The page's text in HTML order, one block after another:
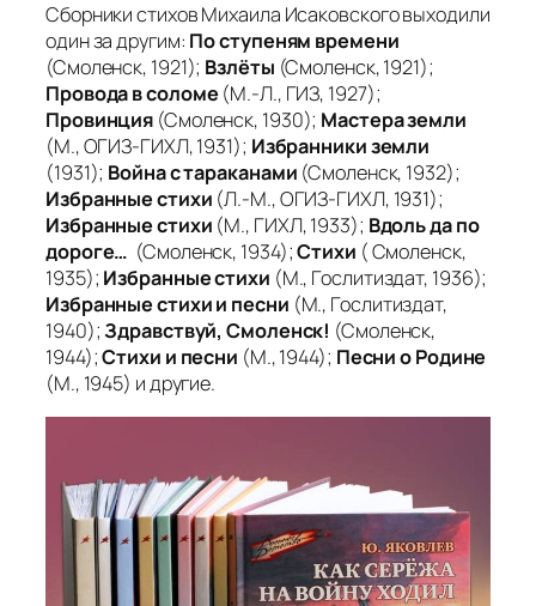
Сборники стихов Михаила Исаковского выходили
один за другим: По ступеням времени
(Смоленск, 1921); Взлёты (Смоленск, 1921);
Провода в соломе (М.-Л., ГИЗ, 1927);
Провинция (Смоленск, 1930); Мастера земли
(М., ОГИЗ-ГИХЛ, 1931); Избранники земли
(1931); Война с тараканами (Смоленск, 1932);
Избранные стихи (Л.-М., ОГИЗ-ГИХЛ, 1931);
Избранные стихи (М., ГИХЛ, 1933); Вдоль да по
дороге… (Смоленск, 1934);Стихи ( Смоленск,
1935); Избранные стихи (М., Гослитиздат, 1936);
Избранные стихи и песни (М., Гослитиздат,
1940);Здравствуй, Смоленск! (Смоленск,
1944);Стихи и песни (М., 1944); Песни о Родине
(М., 1945) и другие.